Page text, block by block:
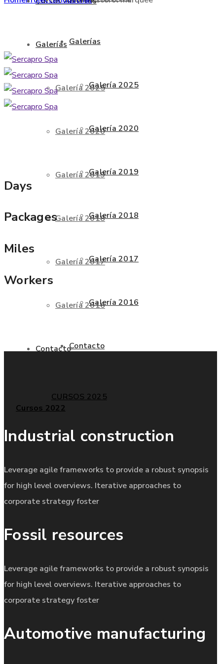
Galerías
Galería 2025
Galería 2020
Galería 2019
Galería 2018
Galería 2017
Galería 2016
Contacto
Cursos 2022
Galerías
Galería 2025
Galería 2020
Galería 2019
Galería 2018
Galería 2017
Galería 2016
Contacto
CURSOS 2025
Days
Packages
Miles
Workers
Industrial construction
Leverage agile frameworks to provide a robust synopsis
for high level overviews. Iterative approaches to
corporate strategy foster
Fossil resources
Leverage agile frameworks to provide a robust synopsis
for high level overviews. Iterative approaches to
corporate strategy foster
Automotive manufacturing